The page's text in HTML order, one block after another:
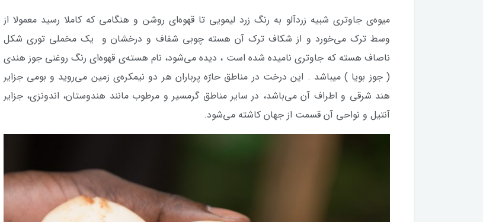
ميوه‌ی جاوتری شبيه زردآلو به رنگ زرد ليمويى تا قهوه‌ای روشن و هنگامى كه كاملا رسيد معمولا از
وسط ترك مى‌خورد و از شكاف ترك آن هسته چوبی شفاف و درخشان و یک مخملى تورى شكل
ناصاف هسته كه جاوتری ناميده شده است ، ديده مى‌شود، نام هسته‌ی قهوه‌ای ‌رنگ روغنى جوز هندی
( جوز بویا ) میباشد . اين درخت در مناطق حارّه پرباران هر دو نيمكره‌ی زمين مى‌رويد و بومى جزاير
هند شرقى و اطراف آن مى‌باشد، در ساير مناطق گرمسير و مرطوب مانند هندوستان، اندونزى، جزاير
آنتيل و نواحى آن قسمت از جهان كاشته مى‌شود.